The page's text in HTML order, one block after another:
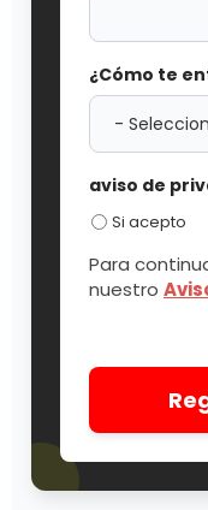
¿Cómo te
aviso de
Si acepto
Para
nuestro